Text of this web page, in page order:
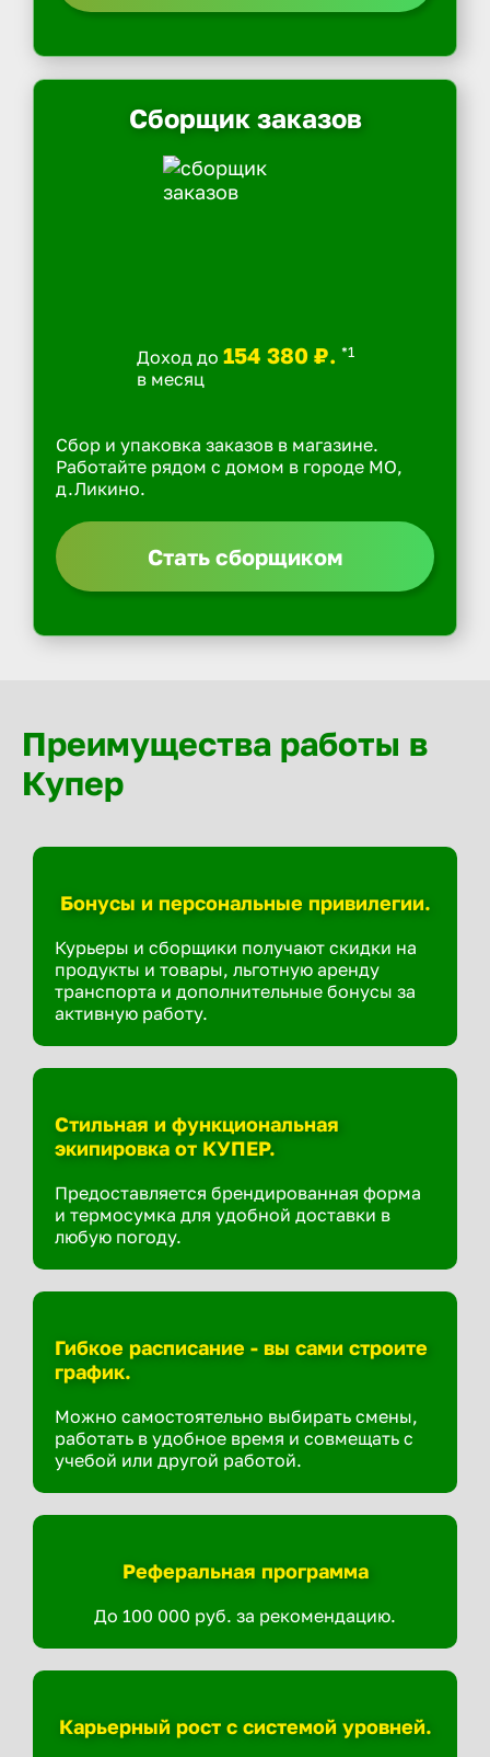
Сборщик заказов
Доход до 154 380 ₽. *1
в месяц
Сбор и упаковка заказов в магазине.
Работайте рядом с домом в городе МО,
д.Ликино.
Стать сборщиком
Преимущества работы в
Купер
Бонусы и персональные привилегии.
Курьеры и сборщики получают скидки на
продукты и товары, льготную аренду
транспорта и дополнительные бонусы за
активную работу.
Стильная и функциональная
экипировка от КУПЕР.
Предоставляется брендированная форма
и термосумка для удобной доставки в
любую погоду.
Гибкое расписание - вы сами строите
график.
Можно самостоятельно выбирать смены,
работать в удобное время и совмещать с
учебой или другой работой.
Реферальная программа
До 100 000 руб. за рекомендацию.
Карьерный рост с системой уровней.